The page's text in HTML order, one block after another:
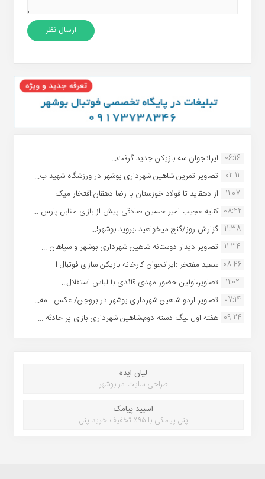
06:16 ایرانجوان سه بازیکن جدید گرفت...
02:11
تصاویر تمرین شاهین شهردارى بوشهر در ورزشگاه شهید ب...
11:07
از دهقاید تا فولاد خوزستان با رضا دهقان:افتخار میک...
08:22 کنایه عجیب امیر حسین صادقی پیش از بازی مقابل پارس ...
11:38 گزارش روز/گنج میخواهید ،بروید بوشهر!...
11:34 تصاویر دیدار دوستانه شاهین شهردارى بوشهر و سپاهان ...
08:46 سعید مفتخر :ایرانجوان کارخانه بازیکن سازی فوتبال ا...
11:02
تصاویر،اولین حضور مهدی قائدی با لباس استقلال...
07:14 تصاویر اردو شاهین شهرداری بوشهر در بروجن/ عکس : مه...
09:24 هفته اول لیگ دسته دوم،شاهین شهرداری بازی پر حادثه ...
لیان ایده
طراحی سایت در بوشهر
اسپید پیامک
پنل پیامکی با ۹۵٪ تخفیف خرید پنل